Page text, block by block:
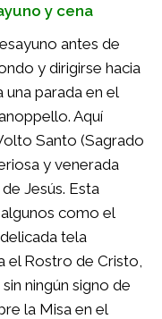
y cena
antes de
y dirigirse hacia
una parada en el
Aquí
Santo (Sagrado
y venerada
Jesús. Esta
como el
tela
el Rostro de Cristo,
ningún signo de
la Misa en el